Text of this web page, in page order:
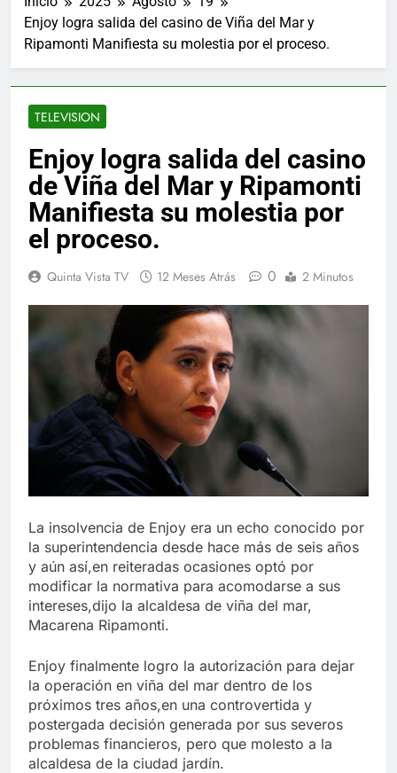
Enjoy logra salida del casino de Viña del Mar y
Ripamonti Manifiesta su molestia por el proceso.
TELEVISION
Enjoy logra salida del casino
de Viña del Mar y Ripamonti
Manifiesta su molestia por
el proceso.
Quinta Vista TV 12 Meses Atrás 0 2 Minutos
La insolvencia de Enjoy era un echo conocido por
la superintendencia desde hace más de seis años
y aún así,en reiteradas ocasiones optó por
modificar la normativa para acomodarse a sus
intereses,dijo la alcaldesa de viña del mar,
Macarena Ripamonti.
Enjoy finalmente logro la autorización para dejar
la operación en viña del mar dentro de los
próximos tres años,en una controvertida y
postergada decisión generada por sus severos
problemas financieros, pero que molesto a la
alcaldesa de la ciudad jardín.